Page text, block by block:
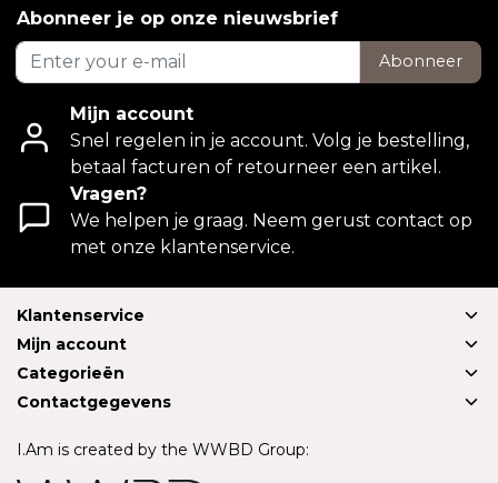
Abonneer je op onze nieuwsbrief
Abonneer
Mijn account
Snel regelen in je account. Volg je bestelling,
betaal facturen of retourneer een artikel.
Vragen?
We helpen je graag. Neem gerust contact op
met onze klantenservice.
Klantenservice
Mijn account
Categorieën
Contactgegevens
I.Am is created by the WWBD Group: